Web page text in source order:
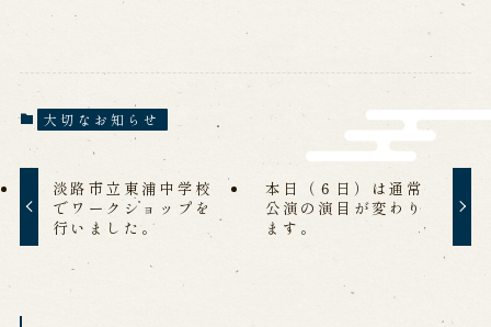
営業日時・料金
お問い合わせ
お電話でお問い合わせ
大切なお知らせ
淡路市立東浦中学校
でワークショップを
行いました。
本日（６日）は通常
公演の演目が変わり
ます。